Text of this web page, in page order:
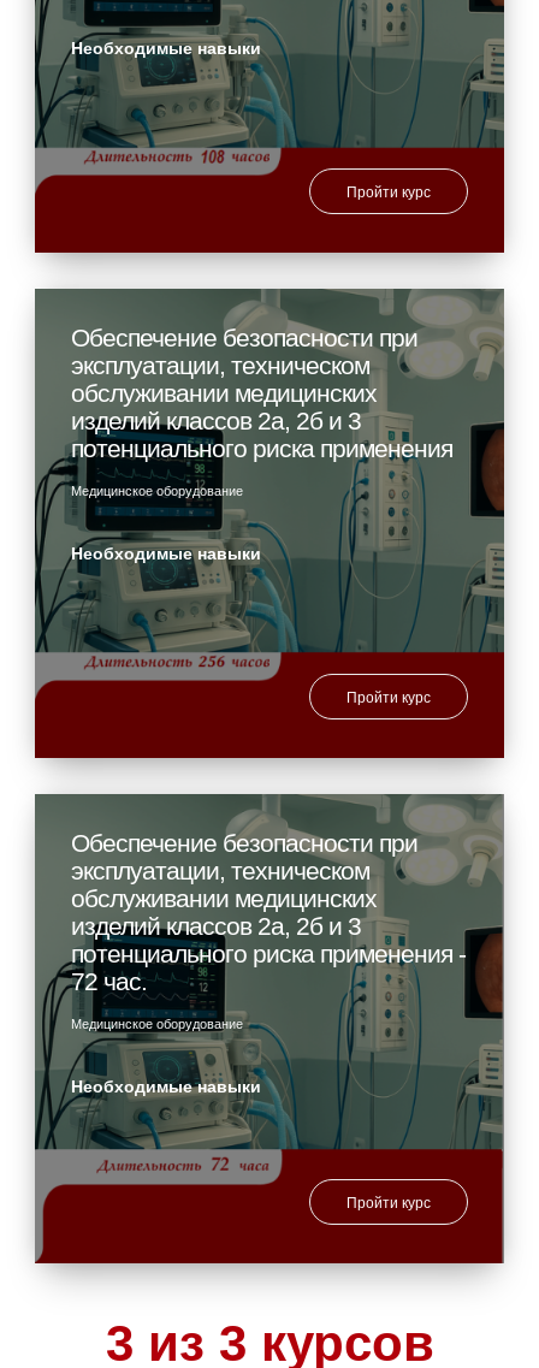
Необходимые навыки
Пройти курс
Обеспечение безопасности при
эксплуатации, техническом
обслуживании медицинских
изделий классов 2а, 2б и 3
потенциального риска применения
Медицинское оборудование
Необходимые навыки
Пройти курс
Обеспечение безопасности при
эксплуатации, техническом
обслуживании медицинских
изделий классов 2а, 2б и 3
потенциального риска применения -
72 час.
Медицинское оборудование
Необходимые навыки
Пройти курс
3 из 3 курсов